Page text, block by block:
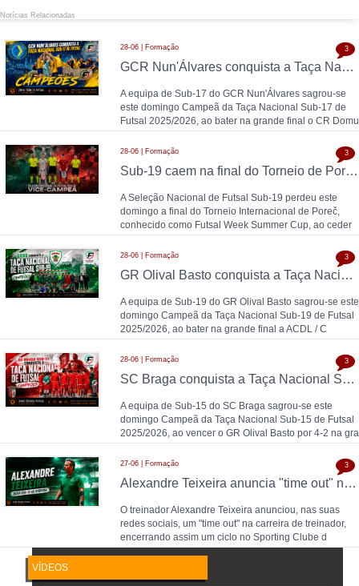
Notícias Relacionadas
28-06 | Formação
GCR Nun'Álvares conquista a Taça Nacional Sub-17 de Futsal nas grandes penalidades e sobe ao Nacional
A equipa de Sub-17 do GCR Nun'Álvares sagrou-se
este domingo Campeã da Taça Nacional Sub-17 de
Futsal 2025/2026, ao bater na grande final o CR Domu
3
28-06 | Formação
Sub-19 caem na final do Torneio de Poreč diante da Espanha (1-2)
A Seleção Nacional de Futsal Sub-19 perdeu este
domingo a final do Torneio Internacional de Poreč,
conhecido como Futsal Week Summer Cup, ao ceder
3
28-06 | Formação
GR Olival Basto conquista a Taça Nacional Sub-19 de Futsal após bater ACDL / CBIDN
A equipa de Sub-19 do GR Olival Basto sagrou-se este
domingo Campeã da Taça Nacional Sub-19 de Futsal
2025/2026, ao bater na grande final a ACDL / C
3
28-06 | Formação
SC Braga conquista a Taça Nacional Sub-15 de Futsal e sobe ao Campeonato Nacional 26/27
A equipa de Sub-15 do SC Braga sagrou-se este
domingo Campeã da Taça Nacional Sub-15 de Futsal
2025/2026, ao vencer o GR Olival Basto por 4-2 na gra
3
27-06 | Formação
Alexandre Teixeira anuncia "time out" no futsal: pausa após título de Campeão Nacional pelo Sporting CP
O treinador Alexandre Teixeira anunciou, nas suas
redes sociais, um "time out" na carreira de treinador,
encerrando assim um ciclo no Sporting Clube d
3
VÍDEOS